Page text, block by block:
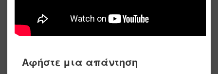
Αφήστε μια απάντηση